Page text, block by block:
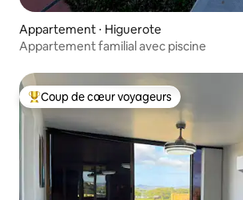
Appartement ⋅ Higuerote
Appartement familial avec piscine
Coups de cœur voyageurs les plus
Coup de cœur voyageurs